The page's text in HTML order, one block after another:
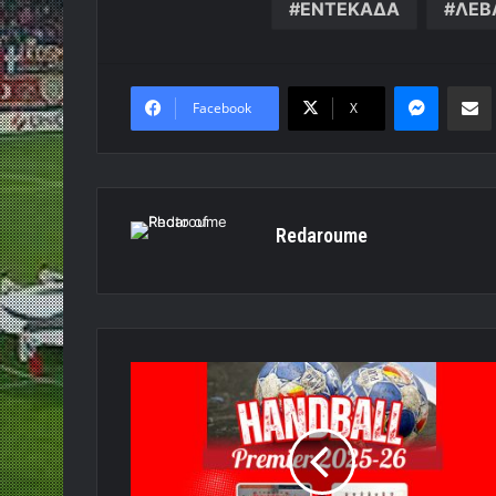
ΕΝΤΕΚΑΔΑ
Facebook X
Redaroume
ΟΛΥΜΠΙΑΚΟΣ